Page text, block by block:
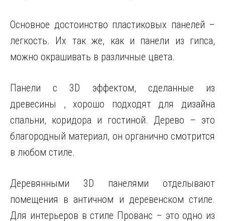
Основное достоинство пластиковых панелей –
легкость. Их так же, как и панели из гипса,
можно окрашивать в различные цвета.
Панели с 3D эффектом, сделанные из
древесины , хорошо подходят для дизайна
спальни, коридора и гостиной. Дерево – это
благородный материал, он органично смотрится
в любом стиле.
Деревянными 3D панелями отделывают
помещения в античном и деревенском стиле.
Для интерьеров в стиле Прованс – это одно из